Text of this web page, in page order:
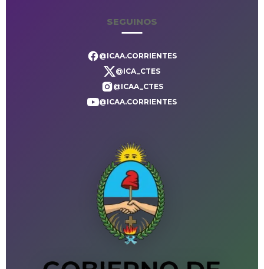
SEGUINOS
@ICAA.CORRIENTES
@ICA_CTES
@ICAA_CTES
@ICAA.CORRIENTES